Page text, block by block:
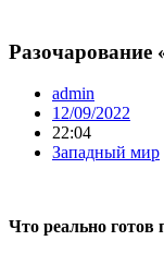
admin
12/09/2022
22:04
Западный мир
Что реально готов